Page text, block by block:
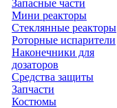
Запасные части
Мини реакторы
Стеклянные реакторы
Роторные испарители
Наконечники для
дозаторов
Средства защиты
Запчасти
Костюмы